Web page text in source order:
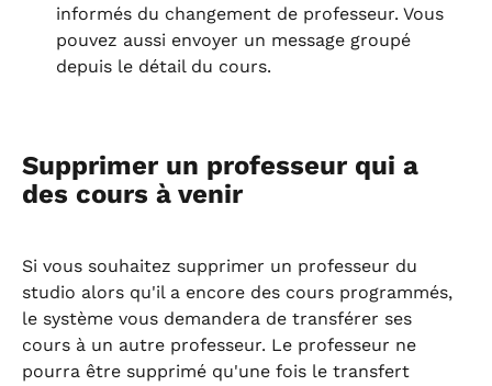
informés du changement de professeur. Vous
pouvez aussi envoyer un message groupé
depuis le détail du cours.
Supprimer un professeur qui a
des cours à venir
Si vous souhaitez supprimer un professeur du
studio alors qu'il a encore des cours programmés,
le système vous demandera de transférer ses
cours à un autre professeur. Le professeur ne
pourra être supprimé qu'une fois le transfert